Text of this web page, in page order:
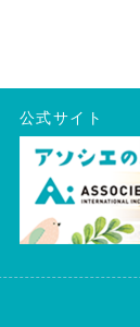
公式サイト